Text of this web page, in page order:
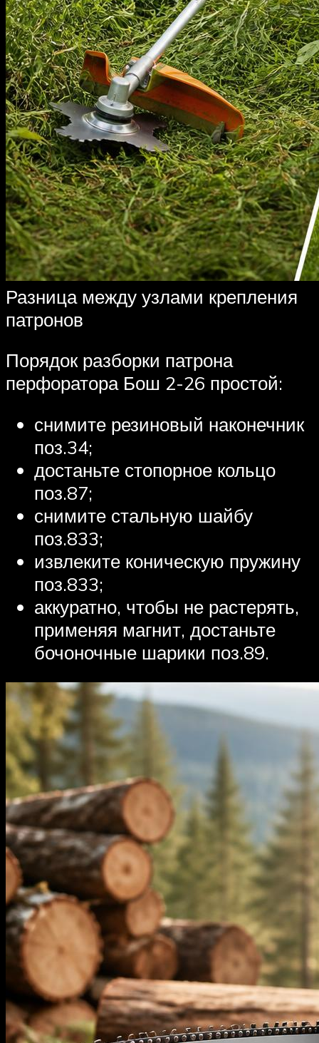
Разница между узлами крепления
патронов
Порядок разборки патрона
перфоратора Бош 2-26 простой:
снимите резиновый наконечник
поз.34;
достаньте стопорное кольцо
поз.87;
снимите стальную шайбу
поз.833;
извлеките коническую пружину
поз.833;
аккуратно, чтобы не растерять,
применяя магнит, достаньте
бочоночные шарики поз.89.